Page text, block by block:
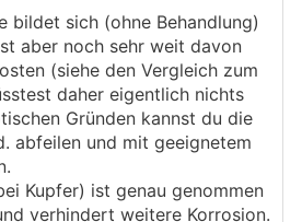
bildet sich (ohne Behandlung)
aber noch sehr weit davon
(siehe den Vergleich zum
daher eigentlich nichts
Gründen kannst du die
abfeilen und mit geeignetem
Kupfer) ist genau genommen
verhindert weitere Korrosion.